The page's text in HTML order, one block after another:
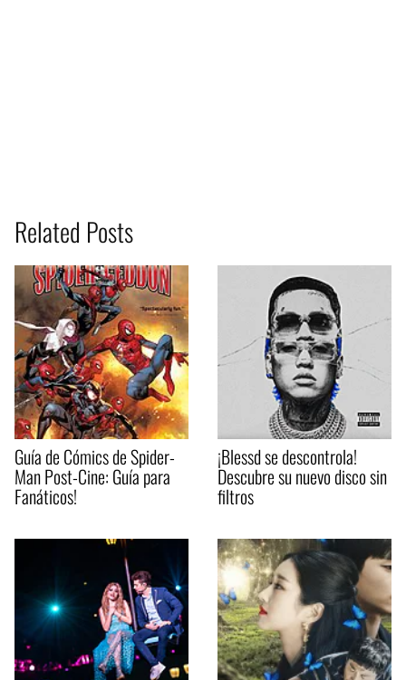
Related Posts
Guía de Cómics de Spider-
Man Post-Cine: Guía para
Fanáticos!
¡Blessd se descontrola!
Descubre su nuevo disco sin
filtros